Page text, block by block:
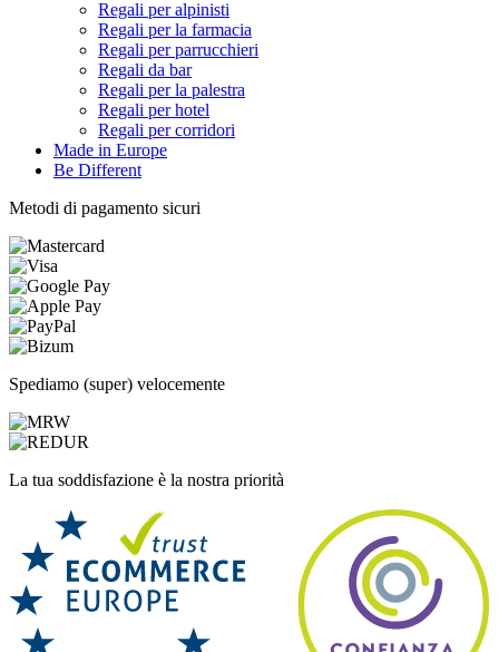
Regali per alpinisti
Regali per la farmacia
Regali per parrucchieri
Regali da bar
Regali per la palestra
Regali per hotel
Regali per corridori
Made in Europe
Be Different
Metodi di pagamento sicuri
Spediamo (super) velocemente
La tua soddisfazione è la nostra priorità